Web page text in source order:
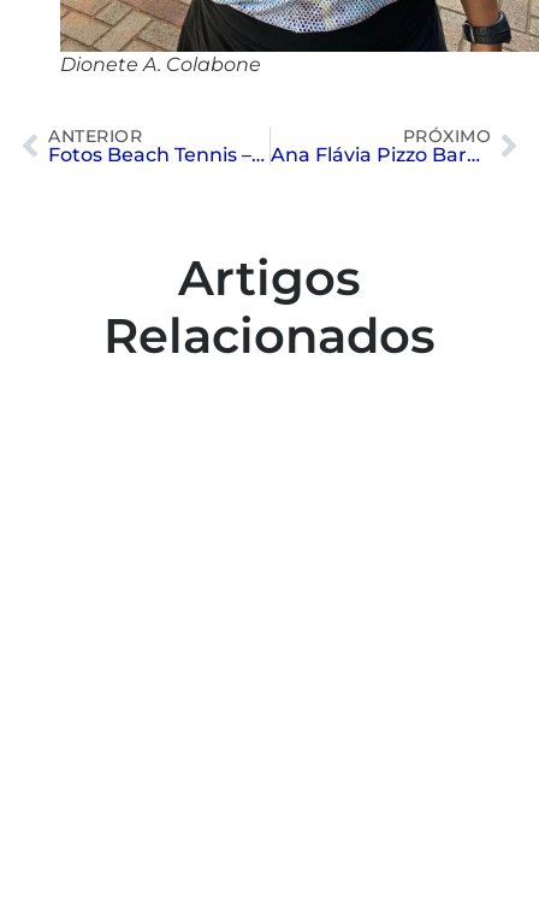
Dionete A. Colabone
ANTERIOR
Fotos Beach Tennis – Semestre
PRÓXIMO
Ana Flávia Pizzo Barbosa CAMPEÃ da Etapa – Sport Club Corinthians Paulista
Artigos
Relacionados